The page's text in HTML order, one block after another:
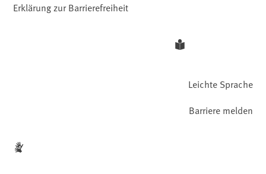
Erklärung zur Barrierefreiheit
Leichte Sprache
Barriere melden